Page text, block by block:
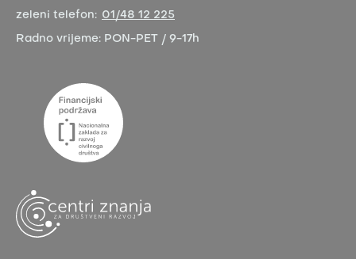
zeleni telefon: 01/48 12 225
Radno vrijeme: PON-PET / 9-17h